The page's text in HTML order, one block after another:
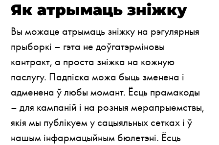
Як атрымаць зніжку
Вы можаце атрымаць зніжку на рэгулярныя
прыборкі – гэта не доўгатэрміновы
кантракт, а проста зніжка на кожную
паслугу. Падпіска можа быць зменена і
адменена ў любы момант. Ёсць прамакоды
– для кампаній і на розныя мерапрыемствы,
якія мы публікуем у сацыяльных сетках і ў
нашым інфармацыйным бюлетэні. Ёсць